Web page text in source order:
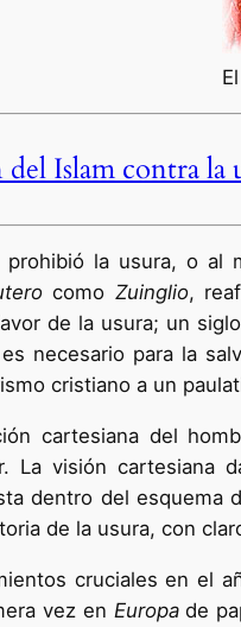
Islam contra la
prohibió la usura, o al
como Zuinglio,
de la usura; un
necesario para la
cristiano a un
cartesiana del
La visión cartesiana
dentro del
de la usura, con
cruciales en el
vez en Europade